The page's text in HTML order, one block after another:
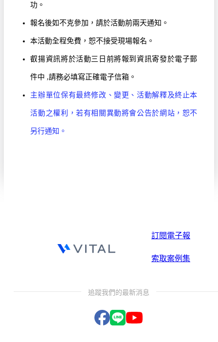
功。
報名後如不克參加，請於活動前兩天通知。
本活動全程免費，恕不接受現場報名。
叡揚資訊將於活動三日前將報到資訊寄發於電子郵
件中 ,請務必填寫正確電子信箱。
主辦單位保有最終修改、變更、活動解釋及終止本
活動之權利，若有相關異動將會公告於網站，恕不
另行通知。
訂閱電子報
索取案例集
追蹤我們的最新消息